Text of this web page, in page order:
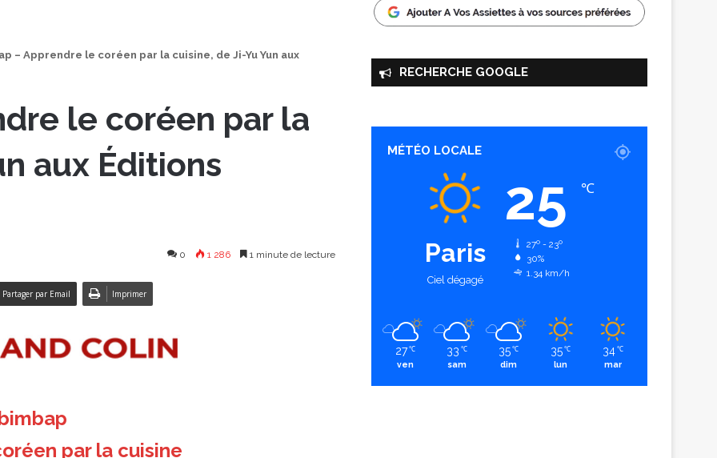
– Apprendre le coréen par la cuisine, de Ji-Yu Yun aux
le coréen par la
aux Éditions
0 1 286 1 minute de lecture
Partager par Email Imprimer
par la cuisine
RECHERCHE GOOGLE
MÉTÉO LOCALE
Paris
Ciel dégagé
25 ℃
27º - 23º
30%
1.34 km/h
27 ℃
ven
33 ℃
sam
35 ℃
dim
35 ℃
lun
34 ℃
mar